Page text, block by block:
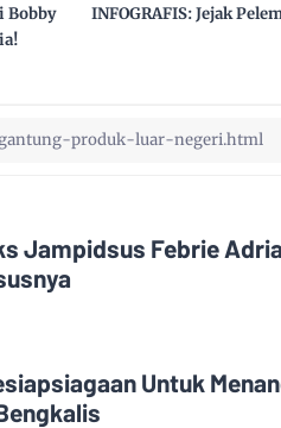
INFOGRAFIS: Jejak
Bobby
Jampidsus Febrie
Untuk